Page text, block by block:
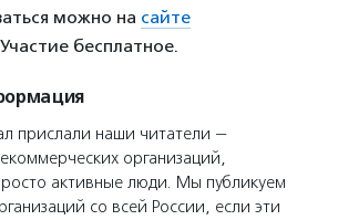
можно на сайте
бесплатное.
прислали наши читатели —
организаций,
активные люди. Мы публикуем
со всей России, если эти